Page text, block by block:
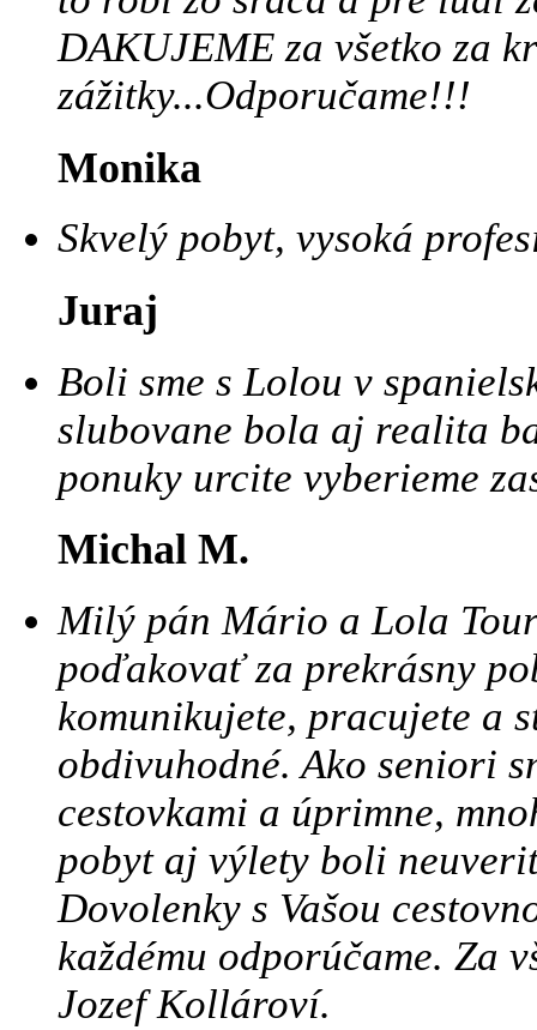
DAKUJEME za všetko za
zážitky...Odporučame!!!
Monika
Skvelý pobyt, vysoká
Juraj
Boli sme s Lolou v
slubovane bola aj realita
ponuky urcite vyberieme
Michal M.
Milý pán Mário a Lola
poďakovať za prekrásny
komunikujete, pracujete a
obdivuhodné. Ako seniori
cestovkami a úprimne,
pobyt aj výlety boli
Dovolenky s Vašou
každému odporúčame. Za
Jozef Kollároví.